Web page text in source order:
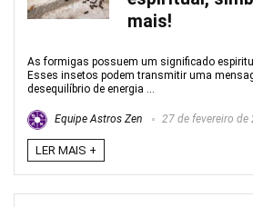
mais!
As formigas possuem um significado
Esses insetos podem transmitir uma
desequilíbrio de energia ...
Equipe Astros Zen 27 de fevereiro de
LER MAIS +